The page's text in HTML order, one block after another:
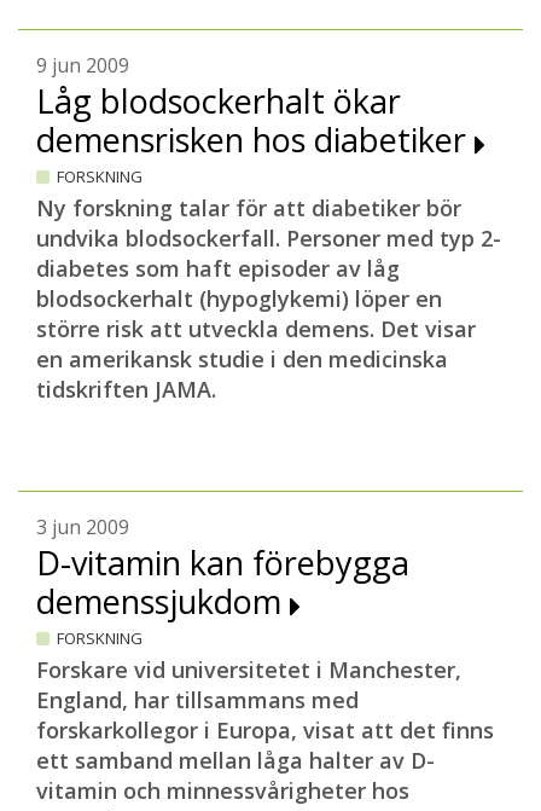
9 jun 2009
Låg blodsockerhalt ökar
demensrisken hos diabetiker
FORSKNING
Ny forskning talar för att diabetiker bör
undvika blodsockerfall. Personer med typ 2-
diabetes som haft episoder av låg
blodsockerhalt (hypoglykemi) löper en
större risk att utveckla demens. Det visar
en amerikansk studie i den medicinska
tidskriften JAMA.
3 jun 2009
D-vitamin kan förebygga
demenssjukdom
FORSKNING
Forskare vid universitetet i Manchester,
England, har tillsammans med
forskarkollegor i Europa, visat att det finns
ett samband mellan låga halter av D-
vitamin och minnessvårigheter hos